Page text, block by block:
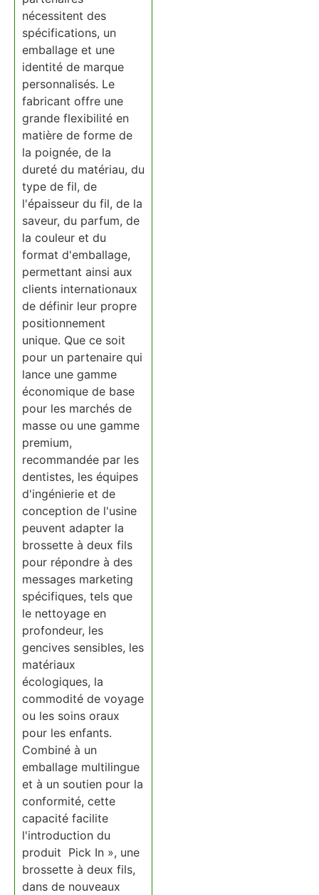
nécessitent des
spécifications, un
emballage et une
identité de marque
personnalisés. Le
fabricant offre une
grande flexibilité en
matière de forme de
la poignée, de la
dureté du matériau, du
type de fil, de
l'épaisseur du fil, de la
saveur, du parfum, de
la couleur et du
format d'emballage,
permettant ainsi aux
clients internationaux
de définir leur propre
positionnement
unique. Que ce soit
pour un partenaire qui
lance une gamme
économique de base
pour les marchés de
masse ou une gamme
premium,
recommandée par les
dentistes, les équipes
d'ingénierie et de
conception de l'usine
peuvent adapter la
brossette à deux fils
pour répondre à des
messages marketing
spécifiques, tels que
le nettoyage en
profondeur, les
gencives sensibles, les
matériaux
écologiques, la
commodité de voyage
ou les soins oraux
pour les enfants.
Combiné à un
emballage multilingue
et à un soutien pour la
conformité, cette
capacité facilite
l'introduction du
produit Pick In », une
brossette à deux fils,
dans de nouveaux